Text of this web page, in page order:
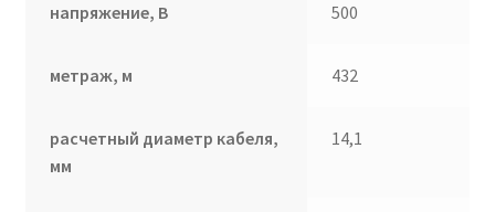
напряжение, В 500
метраж, м 432
расчетный диаметр кабеля,
мм
14,1